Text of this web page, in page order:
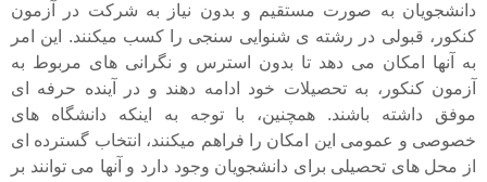
دانشجویان به صورت مستقیم و بدون نیاز به شرکت در آزمون
کنکور، قبولی در رشته ی شنوایی سنجی را کسب میکنند. این امر
به آنها امکان می دهد تا بدون استرس و نگرانی های مربوط به
آزمون کنکور، به تحصیلات خود ادامه دهند و در آینده حرفه ای
موفق داشته باشند. همچنین، با توجه به اینکه دانشگاه های
خصوصی و عمومی این امکان را فراهم میکنند، انتخاب گسترده ای
از محل های تحصیلی برای دانشجویان وجود دارد و آنها می توانند بر